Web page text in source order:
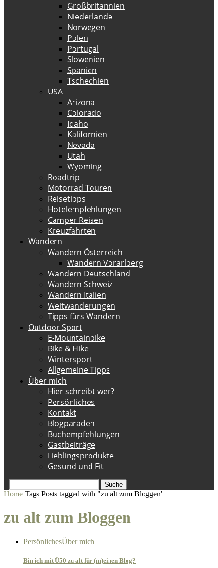
Großbritannien
Niederlande
Norwegen
Polen
Portugal
Slowenien
Spanien
Tschechien
USA
Arizona
Colorado
Idaho
Kalifornien
Nevada
Utah
Wyoming
Roadtrip
Motorrad Touren
Reisetipps
Hotelempfehlungen
Camper Reisen
Kreuzfahrten
Wandern
Wandern Österreich
Wandern Vorarlberg
Wandern Deutschland
Wandern Schweiz
Wandern Italien
Weitwanderungen
Tipps fürs Wandern
Outdoor Sport
E-Mountainbike
Bike & Hike
Wintersport
Allgemeine Tipps
Über mich
Hier schreibt wer?
Persönliches
Kontakt
Blogparaden
Buchempfehlungen
Gastbeiträge
Lieblingsprodukte
Gesund und Fit
Suche
Home Tags Posts tagged with "zu alt zum Bloggen"
zu alt zum Bloggen
PersönlichesÜber mich
Bin ich mit Ü50 zu alt für (m)einen Blog?